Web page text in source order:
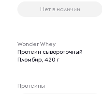
Нет в наличии
Wonder Whey
Протеин сывороточный
Пломбир, 420 г
Протеины